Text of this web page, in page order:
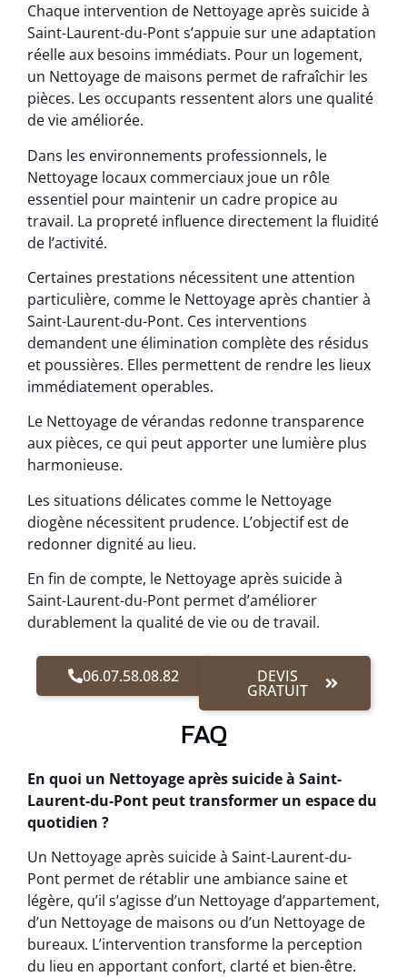
Chaque intervention de Nettoyage après suicide à
Saint-Laurent-du-Pont s’appuie sur une adaptation
réelle aux besoins immédiats. Pour un logement,
un Nettoyage de maisons permet de rafraîchir les
pièces. Les occupants ressentent alors une qualité
de vie améliorée.
Dans les environnements professionnels, le
Nettoyage locaux commerciaux joue un rôle
essentiel pour maintenir un cadre propice au
travail. La propreté influence directement la fluidité
de l’activité.
Certaines prestations nécessitent une attention
particulière, comme le Nettoyage après chantier à
Saint-Laurent-du-Pont. Ces interventions
demandent une élimination complète des résidus
et poussières. Elles permettent de rendre les lieux
immédiatement operables.
Le Nettoyage de vérandas redonne transparence
aux pièces, ce qui peut apporter une lumière plus
harmonieuse.
Les situations délicates comme le Nettoyage
diogène nécessitent prudence. L’objectif est de
redonner dignité au lieu.
En fin de compte, le Nettoyage après suicide à
Saint-Laurent-du-Pont permet d’améliorer
durablement la qualité de vie ou de travail.
06.07.58.08.82 DEVIS
GRATUIT
FAQ
En quoi un Nettoyage après suicide à Saint-
Laurent-du-Pont peut transformer un espace du
quotidien ?
Un Nettoyage après suicide à Saint-Laurent-du-
Pont permet de rétablir une ambiance saine et
légère, qu’il s’agisse d’un Nettoyage d’appartement,
d’un Nettoyage de maisons ou d’un Nettoyage de
bureaux. L’intervention transforme la perception
du lieu en apportant confort, clarté et bien-être.